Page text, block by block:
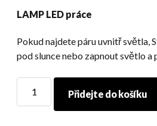
LAMP LED práce
Pokud najdete páru uvnitř světla,
pod slunce nebo zapnout světlo a
LED
Přidejte do košíku